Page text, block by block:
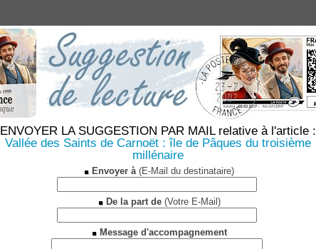
ENVOYER LA SUGGESTION PAR MAIL relative à l'article :
Vallée des Saints de Carnoët : île de Pâques du troisième
millénaire
Envoyer à(E-Mail du destinataire)
De la part de(Votre E-Mail)
Message d'accompagnement